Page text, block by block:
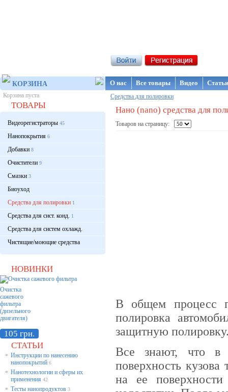
КОРЗИНА
Корзина пуста
ТОВАРЫ
Видеорегистраторы 45
Нанопокрытия 6
Добавки 8
Очистители 9
Смазки 3
Биоуход
Средства для полировки 1
Средства для сист. конд. 1
Средства для систем охлажд.
Чистящие/моющие средства
НОВИНКИ
Очистка
сажевого
фильтра
(дизельного
двигателя)
105 грн.
СТАТЬИ
* Инструкции по нанесению
нанопокрытий 6
* Нанотехнологии и сферы их
применения 42
* Тесты нанопродуктов 3
О нас Все товары Видео
Средства для полировки
Нано (nano) средства для
Товаров на страницу:
В общем процесс
полировка
защитную
Все знают, что в
поверхность
на ее